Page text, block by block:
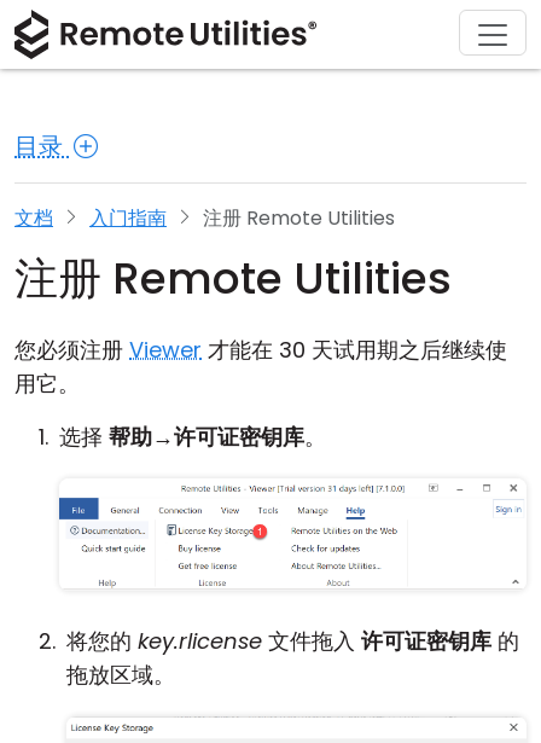
目录
文档 入门指南 注册 Remote Utilities
注册 Remote Utilities
您必须注册 Viewer 才能在 30 天试用期之后继续使
用它。
选择 帮助→许可证密钥库。
将您的 key.rlicense 文件拖入 许可证密钥库 的
拖放区域。
产品
安全性
截图
发行说明
连接模式
无人值守访问
Active Directory 支持
MSI 配置
云和本地
解决方案
制造业与零售
医疗保健
教育与政府
信息技术
下载
macOS
Linux
iOS/Android
购买
许可证助手
升级您的许可证
支持
文档
知识库
关于
新闻发布室
撰写评论